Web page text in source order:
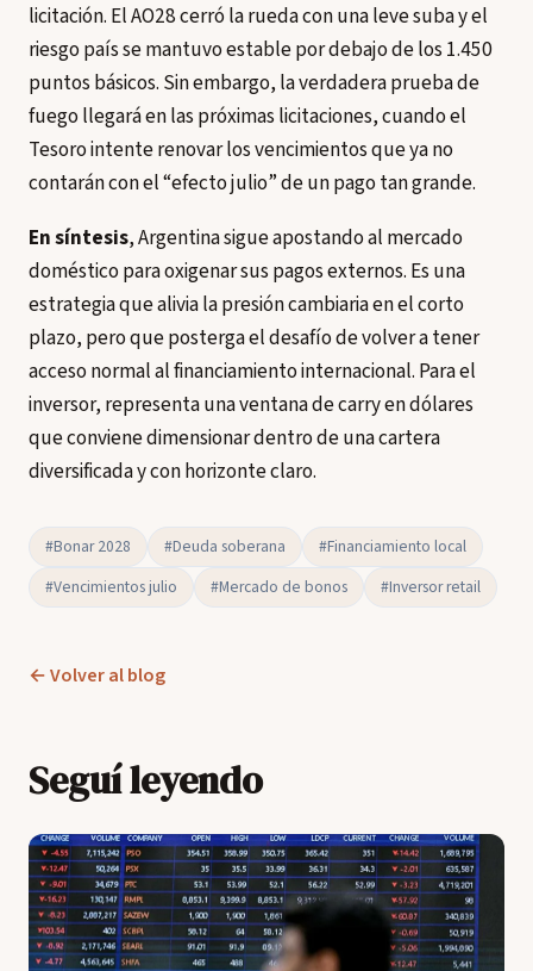
licitación. El AO28 cerró la rueda con una leve suba y el
riesgo país se mantuvo estable por debajo de los 1.450
puntos básicos. Sin embargo, la verdadera prueba de
fuego llegará en las próximas licitaciones, cuando el
Tesoro intente renovar los vencimientos que ya no
contarán con el “efecto julio” de un pago tan grande.
En síntesis, Argentina sigue apostando al mercado
doméstico para oxigenar sus pagos externos. Es una
estrategia que alivia la presión cambiaria en el corto
plazo, pero que posterga el desafío de volver a tener
acceso normal al financiamiento internacional. Para el
inversor, representa una ventana de carry en dólares
que conviene dimensionar dentro de una cartera
diversificada y con horizonte claro.
#Bonar 2028 #Deuda soberana
#Financiamiento local
#Vencimientos julio
#Mercado de bonos #Inversor retail
← Volver al blog
Seguí leyendo